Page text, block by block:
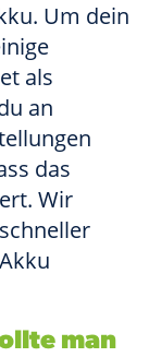
Um dein
als
an
das
Wir
man